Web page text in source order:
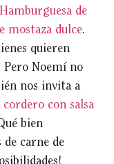
Hamburguesa de
mostaza dulce.
quieren
Pero Noemí no
nos invita a
con salsa
bien
carne de